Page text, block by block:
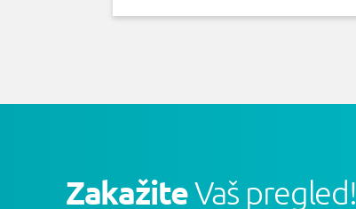
ZakažiteVaš pregled!